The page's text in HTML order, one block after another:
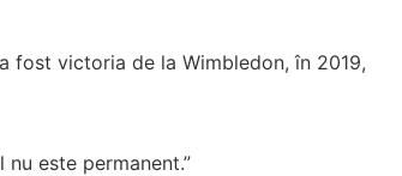
fost victoria de la Wimbledon, în 2019,
este permanent.”